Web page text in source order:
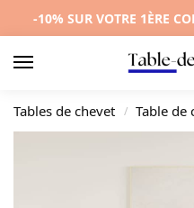
-10% SUR VOTRE 1ÈRE
Tables de chevet / Table de